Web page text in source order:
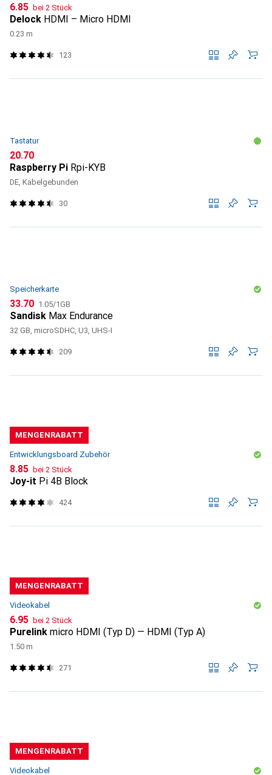
CHF
6.85 bei 2 Stück
Delock HDMI – Micro HDMI
0.23 m
123
Tastatur
CHF
20.70
Raspberry Pi Rpi-KYB
DE, Kabelgebunden
30
Speicherkarte
CHF
33.70 CHF
1.05/1GB
Sandisk Max Endurance
32 GB, microSDHC, U3, UHS-I
209
MENGENRABATT
Entwicklungsboard Zubehör
CHF
8.85 bei 2 Stück
Joy-it Pi 4B Block
424
MENGENRABATT
Videokabel
CHF
6.95 bei 2 Stück
Purelink micro HDMI (Typ D) — HDMI (Typ A)
1.50 m
271
MENGENRABATT
Videokabel